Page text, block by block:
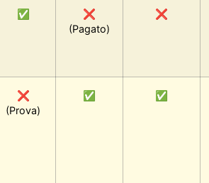
✅
❌
(Pagato)
❌
❌
(Prova)
✅ ✅